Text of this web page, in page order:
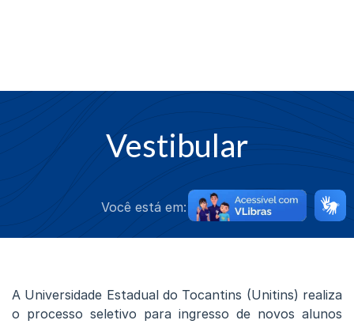
Vestibular
Você está em: Vestibular
A Universidade Estadual do Tocantins (Unitins) realiza
o processo seletivo para ingresso de novos alunos